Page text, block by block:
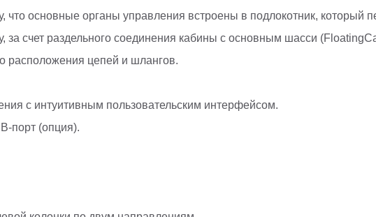
что основные органы управления встроены в подлокотник, который
счет раздельного соединения кабины с основным шасси
расположения цепей и шлангов.
с интуитивным пользовательским интерфейсом.
порт (опция).